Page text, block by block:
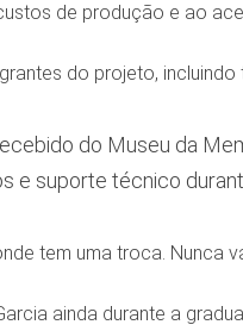
de produção e ao
do projeto,
do Museu da
e suporte técnico
tem uma troca. Nunca
ainda durante a